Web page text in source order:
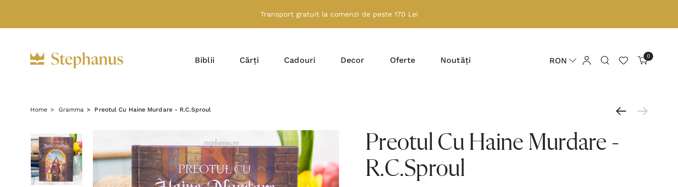
Transport gratuit la comenzi de peste 170 Lei
Biblii Cărți Cadouri Decor Oferte Noutăți RON 0
Home Gramma Preotul Cu Haine Murdare - R.C.Sproul
Preotul Cu Haine Murdare -
R.C.Sproul